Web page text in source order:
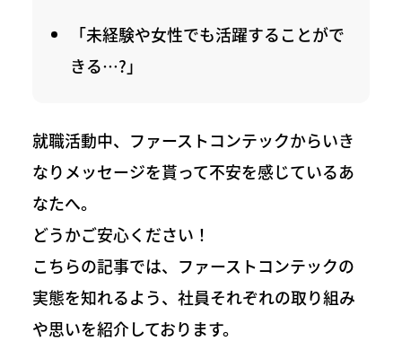
「未経験や女性でも活躍することがで
きる…?」
就職活動中、ファーストコンテックからいき
なりメッセージを貰って不安を感じているあ
なたへ。
どうかご安心ください！
こちらの記事では、ファーストコンテックの
実態を知れるよう、社員それぞれの取り組み
や思いを紹介しております。